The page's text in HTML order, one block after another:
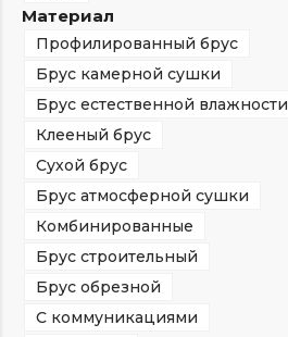
Материал
Профилированный брус
Брус камерной сушки
Брус естественной влажности
Клееный брус
Сухой брус
Брус атмосферной сушки
Комбинированные
Брус строительный
Брус обрезной
С коммуникациями